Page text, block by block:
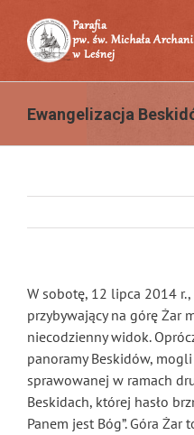
zawartości
Ewangelizacja
W sobotę, 12 lipca 2014
przybywający na górę Żar
niecodzienny widok.
panoramy Beskidów,
sprawowanej w ramach
Beskidach, której hasło
Panem jest Bóg”. Góra